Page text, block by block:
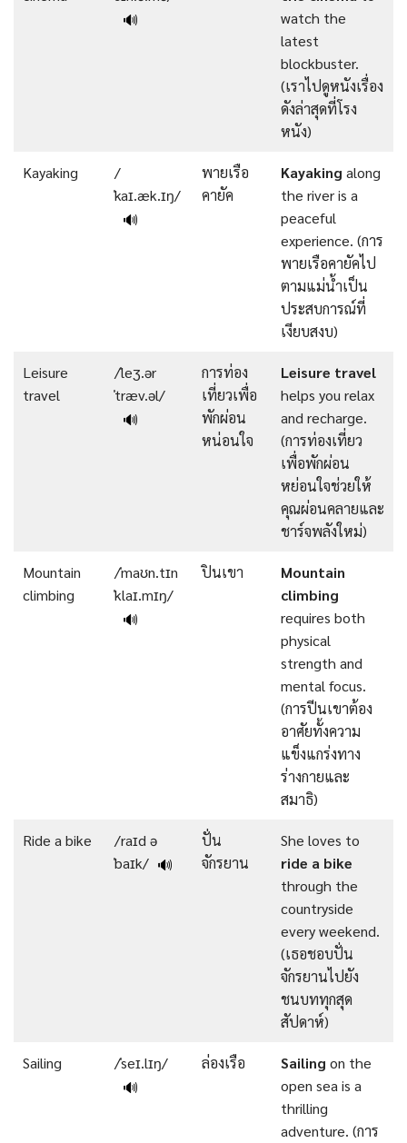
🔊
watch the
latest
blockbuster.
(เราไปดูหนังเรื่อง
ดังล่าสุดที่โรง
หนัง)
Kayaking
/
ˈkaɪ.æk.ɪŋ/
🔊
พายเรือ
คายัค
Kayaking along
the river is a
peaceful
experience. (การ
พายเรือคายัคไป
ตามแม่น้ำเป็น
ประสบการณ์ที่
เงียบสงบ)
Leisure
travel
/ˈleʒ.ər
ˈtræv.əl/
🔊
การท่อง
เที่ยวเพื่อ
พักผ่อน
หน่อนใจ
Leisure travel
helps you relax
and recharge.
(การท่องเที่ยว
เพื่อพักผ่อน
หย่อนใจช่วยให้
คุณผ่อนคลายและ
ชาร์จพลังใหม่)
Mountain
climbing
/ˈmaʊn.tɪn
ˈklaɪ.mɪŋ/
🔊
ปินเขา
Mountain
climbing
requires both
physical
strength and
mental focus.
(การปีนเขาต้อง
อาศัยทั้งความ
แข็งแกร่งทาง
ร่างกายและ
สมาธิ)
Ride a bike
/raɪd ə
ˈbaɪk/ 🔊
ปั่น
จักรยาน
She loves to
ride a bike
through the
countryside
every weekend.
(เธอชอบปั่น
จักรยานไปยัง
ชนบททุกสุด
สัปดาห์)
Sailing
/ˈseɪ.lɪŋ/
🔊
ล่องเรือ Sailing on the
open sea is a
thrilling
adventure. (การ